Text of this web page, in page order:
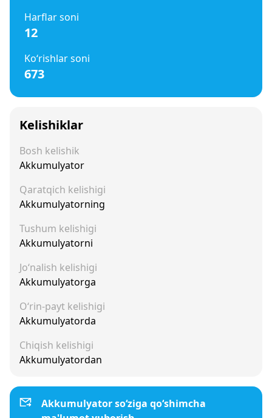
Harflar soni
12
Ko‘rishlar soni
673
Kelishiklar
Bosh kelishik
Akkumulyator
Qaratqich kelishigi
Akkumulyatorning
Tushum kelishigi
Akkumulyatorni
Jo‘nalish kelishigi
Akkumulyatorga
O‘rin-payt kelishigi
Akkumulyatorda
Chiqish kelishigi
Akkumulyatordan
Akkumulyator so‘ziga qo‘shimcha